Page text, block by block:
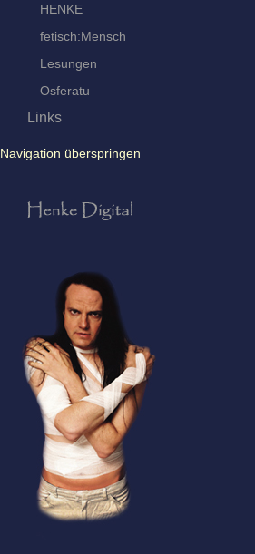
HENKE
fetisch:Mensch
Lesungen
Osferatu
Links
Navigation überspringen